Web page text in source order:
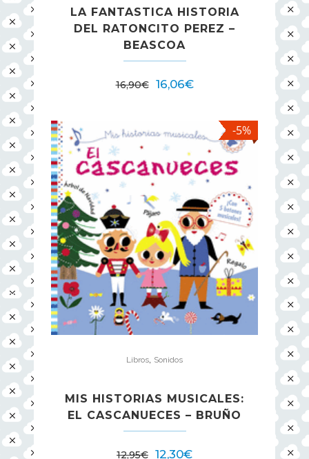
LA FANTASTICA HISTORIA
DEL RATONCITO PEREZ –
BEASCOA
16,90€ 16,06€
-5%
Libros Sonidos
MIS HISTORIAS MUSICALES:
EL CASCANUECES – BRUÑO
12,95€ 12,30€